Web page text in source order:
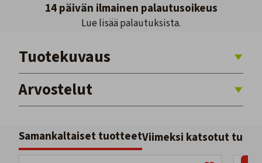
14 päivän ilmainen palautusoikeus
Lue lisää palautuksista.
Tuotekuvaus
Arvostelut
Samankaltaiset tuotteetViimeksi katsotut